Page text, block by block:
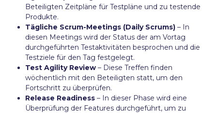
Beteiligten Zeitpläne für Testpläne und zu testende
Produkte.
Tägliche Scrum-Meetings (Daily Scrums)– In
diesen Meetings wird der Status der am Vortag
durchgeführten Testaktivitäten besprochen und die
Testziele für den Tag festgelegt.
Test Agility Review – Diese Treffen finden
wöchentlich mit den Beteiligten statt, um den
Fortschritt zu überprüfen.
Release Readiness – In dieser Phase wird eine
Überprüfung der Features durchgeführt, um zu